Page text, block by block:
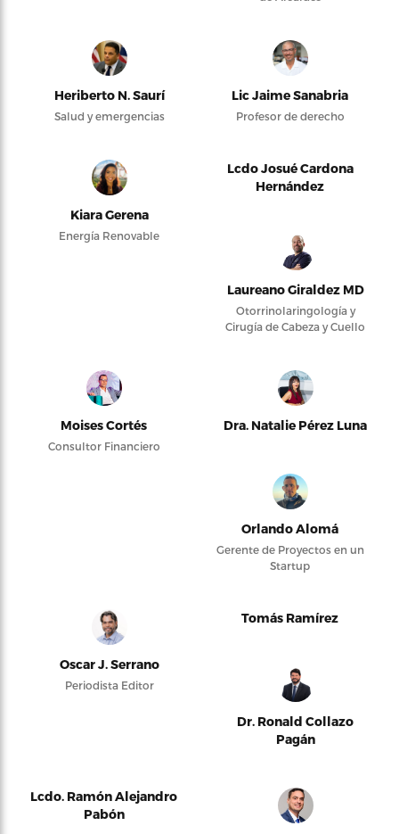
Heriberto N. Saurí
Salud y emergencias
Lic Jaime Sanabria
Profesor de derecho
Kiara Gerena
Energía Renovable
Lcdo Josué Cardona
Hernández
Laureano Giraldez MD
Otorrinolaringología y
Cirugía de Cabeza y Cuello
Moises Cortés
Consultor Financiero
Dra. Natalie Pérez Luna
Orlando Alomá
Gerente de Proyectos en un
Startup
Oscar J. Serrano
Periodista Editor
Tomás Ramírez
Dr. Ronald Collazo
Pagán
Lcdo. Ramón Alejandro
Pabón